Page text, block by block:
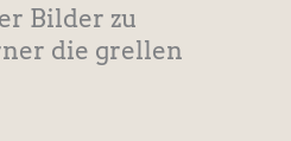
Bilder zu
die grellen